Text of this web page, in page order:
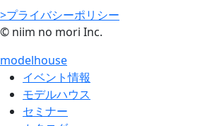
>プライバシーポリシー
© niim no mori Inc.
modelhouse
イベント情報
モデルハウス
セミナー